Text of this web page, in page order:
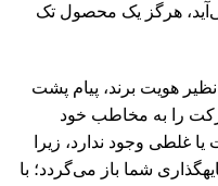
می‌آید، هرگز یک محصول تک
هویت برند، پیام پشت
را به مخاطب خود
غلطی وجود ندارد، زیرا
شما باز می‌گردد؛ با